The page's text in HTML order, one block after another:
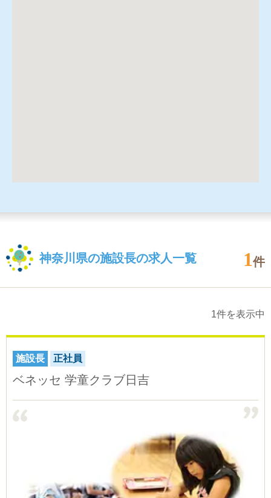
神奈川県の施設長の求人一覧 1件
1件を表示中
施設長 正社員
ベネッセ 学童クラブ日吉